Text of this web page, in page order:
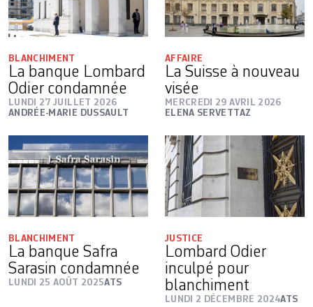
BLANCHIMENT
La banque Lombard
Odier condamnée
LUNDI 27 JUILLET 2026
ANDRÉE-MARIE DUSSAULT
AFFAIRE
La Suisse à nouveau
visée
MERCREDI 29 AVRIL 2026
ELENA SERVETTAZ
BLANCHIMENT
La banque Safra
Sarasin condamnée
LUNDI 25 AOÛT 2025ATS
JUSTICE
Lombard Odier
inculpé pour
blanchiment
LUNDI 2 DÉCEMBRE 2024ATS